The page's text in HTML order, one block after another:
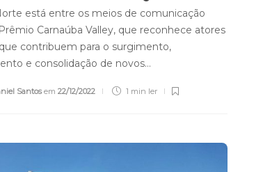
está entre os meios de comunicação
Carnaúba Valley, que reconhece atores
contribuem para o surgimento,
e consolidação de novos…
Santosem 22/12/2022 1 min ler